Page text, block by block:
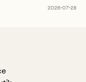
2026-07-28